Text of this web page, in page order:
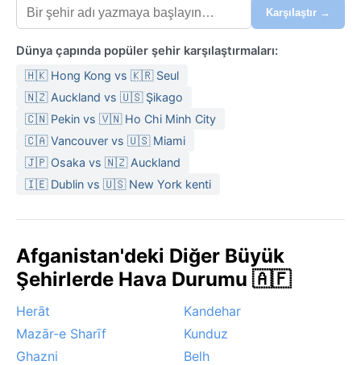
Karşılaştır →
Dünya çapında popüler şehir karşılaştırmaları:
🇭🇰 Hong Kong vs 🇰🇷 Seul
🇳🇿 Auckland vs 🇺🇸 Şikago
🇨🇳 Pekin vs 🇻🇳 Ho Chi Minh City
🇨🇦 Vancouver vs 🇺🇸 Miami
🇯🇵 Osaka vs 🇳🇿 Auckland
🇮🇪 Dublin vs 🇺🇸 New York kenti
Afganistan'deki Diğer Büyük
Şehirlerde Hava Durumu 🇦🇫
Herāt
Kandehar
Mazār-e Sharīf
Kunduz
Ghazni
Belh